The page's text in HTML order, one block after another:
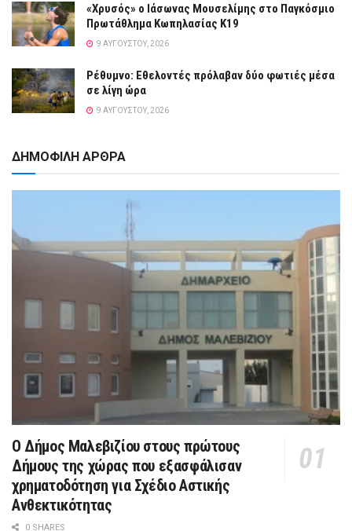
«Χρυσός» ο Ιάσωνας Μουσελίμης στο Παγκόσμιο
Πρωτάθλημα Κωπηλασίας Κ19
9 ΑΥΓΟΎΣΤΟΥ, 2026
Ρέθυμνο: Εθελοντές πρόλαβαν δύο φωτιές μέσα
σε λίγη ώρα
9 ΑΥΓΟΎΣΤΟΥ, 2026
ΔΗΜΟΦΙΛΗ ΑΡΘΡΑ
Ο Δήμος Μαλεβιζίου στους πρώτους
Δήμους της χώρας που εξασφάλισαν
χρηματοδότηση για Σχέδιο Αστικής
Ανθεκτικότητας
0 SHARES